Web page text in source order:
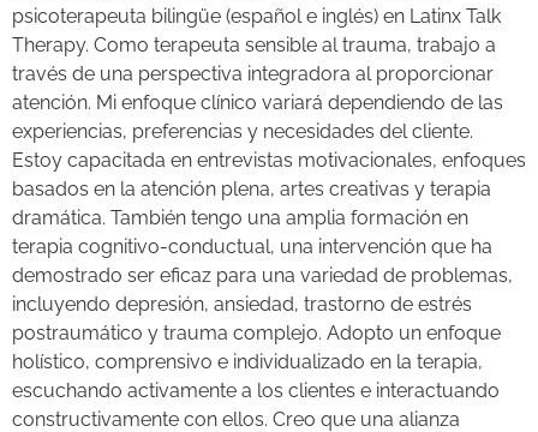
psicoterapeuta bilingüe (español e inglés) en Latinx Talk
Therapy. Como terapeuta sensible al trauma, trabajo a
través de una perspectiva integradora al proporcionar
atención. Mi enfoque clínico variará dependiendo de las
experiencias, preferencias y necesidades del cliente.
Estoy capacitada en entrevistas motivacionales, enfoques
basados en la atención plena, artes creativas y terapia
dramática. También tengo una amplia formación en
terapia cognitivo-conductual, una intervención que ha
demostrado ser eficaz para una variedad de problemas,
incluyendo depresión, ansiedad, trastorno de estrés
postraumático y trauma complejo. Adopto un enfoque
holístico, comprensivo e individualizado en la terapia,
escuchando activamente a los clientes e interactuando
constructivamente con ellos. Creo que una alianza